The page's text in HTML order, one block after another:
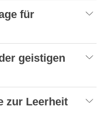
für
geistigen
zur Leerheit